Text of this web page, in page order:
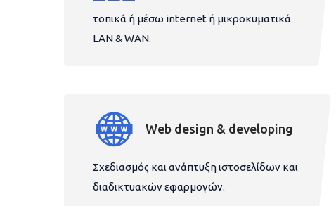
τοπικά ή μέσω internet ή μικροκυματικά
LAN & WAN.
Web design & developing
Σχεδιασμός και ανάπτυξη ιστοσελίδων και
διαδικτυακών εφαρμογών.